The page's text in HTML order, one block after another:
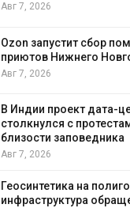
Авг 7, 2026
Ozon запустит сбор
приютов Нижнего
Авг 7, 2026
В Индии проект дата-
столкнулся с
близости заповедника
Авг 7, 2026
Геосинтетика на
инфраструктура